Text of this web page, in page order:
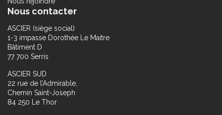
Nous contacter
ASCIER (siège social)
1-3 impasse Dorothée Le Maitre
Bâtiment D
77 700 Serris
ASCIER SUD
22 rue de l’Admirable,
Chemin Saint-Joseph
84 250 Le Thor